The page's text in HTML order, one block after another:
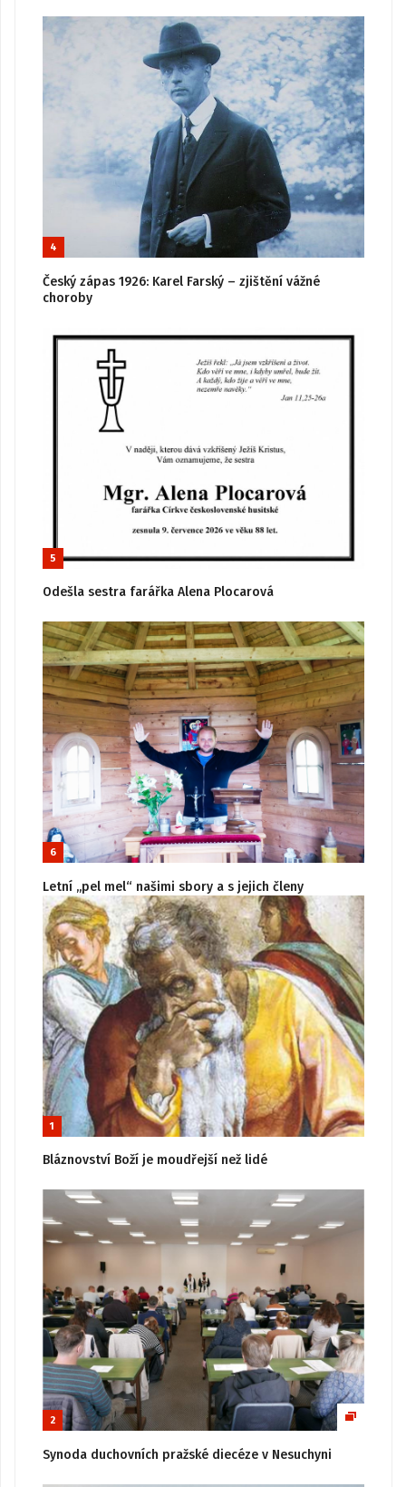
4
Český zápas 1926: Karel Farský – zjištění vážné
choroby
5
Odešla sestra farářka Alena Plocarová
6
Letní „pel mel“ našimi sbory a s jejich členy
1
Bláznovství Boží je moudřejší než lidé
2
Synoda duchovních pražské diecéze v Nesuchyni